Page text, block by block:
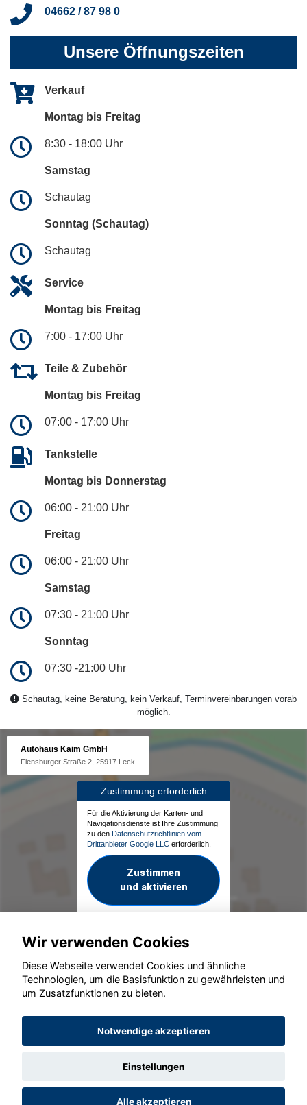
04662 / 87 98 0
Unsere Öffnungszeiten
Verkauf
Montag bis Freitag
8:30 - 18:00 Uhr
Samstag
Schautag
Sonntag (Schautag)
Schautag
Service
Montag bis Freitag
7:00 - 17:00 Uhr
Teile & Zubehör
Montag bis Freitag
07:00 - 17:00 Uhr
Tankstelle
Montag bis Donnerstag
06:00 - 21:00 Uhr
Freitag
06:00 - 21:00 Uhr
Samstag
07:30 - 21:00 Uhr
Sonntag
07:30 -21:00 Uhr
Schautag, keine Beratung, kein Verkauf, Terminvereinbarungen vorab
möglich.
Autohaus Kaim GmbH
Flensburger Straße 2, 25917 Leck
Zustimmung erforderlich
Für die Aktivierung der Karten- und
Navigationsdienste ist Ihre Zustimmung
zu den Datenschutzrichtlinien vom
Drittanbieter Google LLC erforderlich.
Zustimmen
und aktivieren
© konjunkturmotor.de GmbH 2020 - 2026
Wir verwenden Cookies
Diese Webseite verwendet Cookies und ähnliche
Technologien, um die Basisfunktion zu gewährleisten und
um Zusatzfunktionen zu bieten.
Notwendige akzeptieren
Einstellungen
Alle akzeptieren